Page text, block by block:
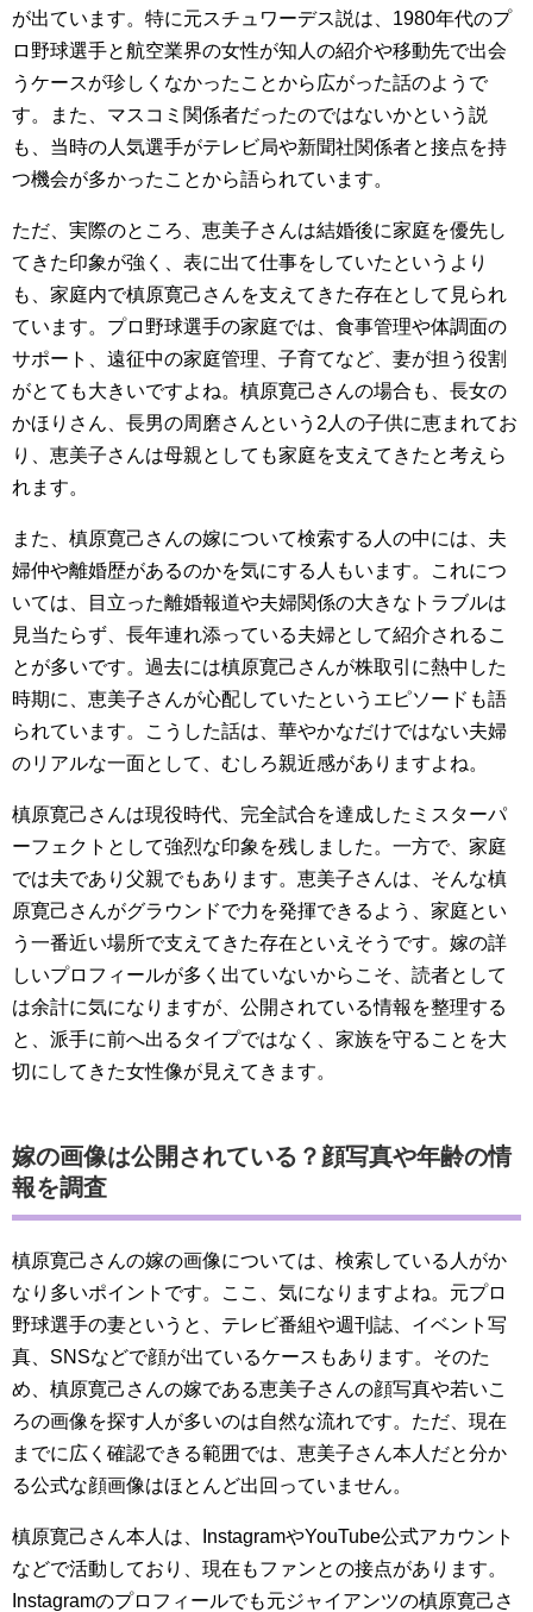
が出ています。特に元スチュワーデス説は、1980年代のプ
ロ野球選手と航空業界の女性が知人の紹介や移動先で出会
うケースが珍しくなかったことから広がった話のようで
す。また、マスコミ関係者だったのではないかという説
も、当時の人気選手がテレビ局や新聞社関係者と接点を持
つ機会が多かったことから語られています。
ただ、実際のところ、恵美子さんは結婚後に家庭を優先し
てきた印象が強く、表に出て仕事をしていたというより
も、家庭内で槙原寛己さんを支えてきた存在として見られ
ています。プロ野球選手の家庭では、食事管理や体調面の
サポート、遠征中の家庭管理、子育てなど、妻が担う役割
がとても大きいですよね。槙原寛己さんの場合も、長女の
かほりさん、長男の周磨さんという2人の子供に恵まれてお
り、恵美子さんは母親としても家庭を支えてきたと考えら
れます。
また、槙原寛己さんの嫁について検索する人の中には、夫
婦仲や離婚歴があるのかを気にする人もいます。これにつ
いては、目立った離婚報道や夫婦関係の大きなトラブルは
見当たらず、長年連れ添っている夫婦として紹介されるこ
とが多いです。過去には槙原寛己さんが株取引に熱中した
時期に、恵美子さんが心配していたというエピソードも語
られています。こうした話は、華やかなだけではない夫婦
のリアルな一面として、むしろ親近感がありますよね。
槙原寛己さんは現役時代、完全試合を達成したミスターパ
ーフェクトとして強烈な印象を残しました。一方で、家庭
では夫であり父親でもあります。恵美子さんは、そんな槙
原寛己さんがグラウンドで力を発揮できるよう、家庭とい
う一番近い場所で支えてきた存在といえそうです。嫁の詳
しいプロフィールが多く出ていないからこそ、読者として
は余計に気になりますが、公開されている情報を整理する
と、派手に前へ出るタイプではなく、家族を守ることを大
切にしてきた女性像が見えてきます。
嫁の画像は公開されている？顔写真や年齢の情
報を調査
槙原寛己さんの嫁の画像については、検索している人がか
なり多いポイントです。ここ、気になりますよね。元プロ
野球選手の妻というと、テレビ番組や週刊誌、イベント写
真、SNSなどで顔が出ているケースもあります。そのた
め、槙原寛己さんの嫁である恵美子さんの顔写真や若いこ
ろの画像を探す人が多いのは自然な流れです。ただ、現在
までに広く確認できる範囲では、恵美子さん本人だと分か
る公式な顔画像はほとんど出回っていません。
槙原寛己さん本人は、InstagramやYouTube公式アカウント
などで活動しており、現在もファンとの接点があります。
Instagramのプロフィールでも元ジャイアンツの槙原寛己さ